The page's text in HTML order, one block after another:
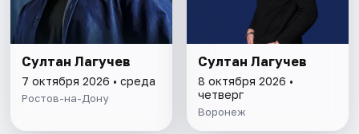
Султан Лагучев
7 октября 2026 • среда
Ростов-на-Дону
Султан Лагучев
8 октября 2026 •
четверг
Воронеж